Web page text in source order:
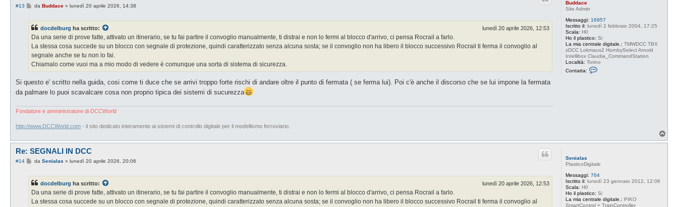
Buddace
Site Admin
Messaggi: 16957
Iscritto il: lunedì 2 febbraio 2004, 17:25
Scala: H0
Ho il plastico: Si
La mia centrale digitale.: TMWDCC TBX
zDCC Lokmaus2 HornbySelect Arnold
Intellibox Claudia_CommandStation
Località: Torino
Contatta:
a
#13
M
a
g
i
o
da Buddace» lunedì 20 aprile 2026, 14:38
docdelburg ha scritto: lunedì 20 aprile 2026, 12:53
Da una serie di prove fatte, attivato un itinerario, se tu fai partire il convoglio manualmente, ti distrai e non lo fermi al blocco d'arrivo, ci pensa Rocrail a farlo.
La stessa cosa succede su un blocco con segnale di protezione, quindi caratterizzato senza alcuna sosta; se il convoglio non ha libero il blocco successivo Rocrail ti ferma il convoglio al
segnale anche se tu non lo fai.
Chiamalo come vuoi ma a mio modo di vedere è comunque una sorta di sistema di sicurezza.
Si questo e' scritto nella guida, cosi come ti duce che se arrivi troppo forte rischi di andare oltre il punto di fermata ( se ferma lui). Poi c'è anche il discorso che se lui impone la fermata
da palmare lo puoi scavalcare cosa non proprio tipica dei sistemi di sucurezza
Fondatore e amministratore di DCCWorld
http://www.DCCWorld.com - il sito dedicato interamente ai sistemi di controllo digitale per il modellismo ferroviario.
o
Senialas
PlasticoDigitale
Messaggi: 764
Iscritto il: lunedì 23 gennaio 2012, 12:06
Scala: H0
Ho il plastico: Si
La mia centrale digitale.: PIKO
SmartControl + TrainController
Re: SEGNALI IN DCC
#14
M
a
g
i
da Senialas » lunedì 20 aprile 2026, 20:06
docdelburg ha scritto: lunedì 20 aprile 2026, 12:53
Da una serie di prove fatte, attivato un itinerario, se tu fai partire il convoglio manualmente, ti distrai e non lo fermi al blocco d'arrivo, ci pensa Rocrail a farlo.
La stessa cosa succede su un blocco con segnale di protezione, quindi caratterizzato senza alcuna sosta; se il convoglio non ha libero il blocco successivo Rocrail ti ferma il convoglio al